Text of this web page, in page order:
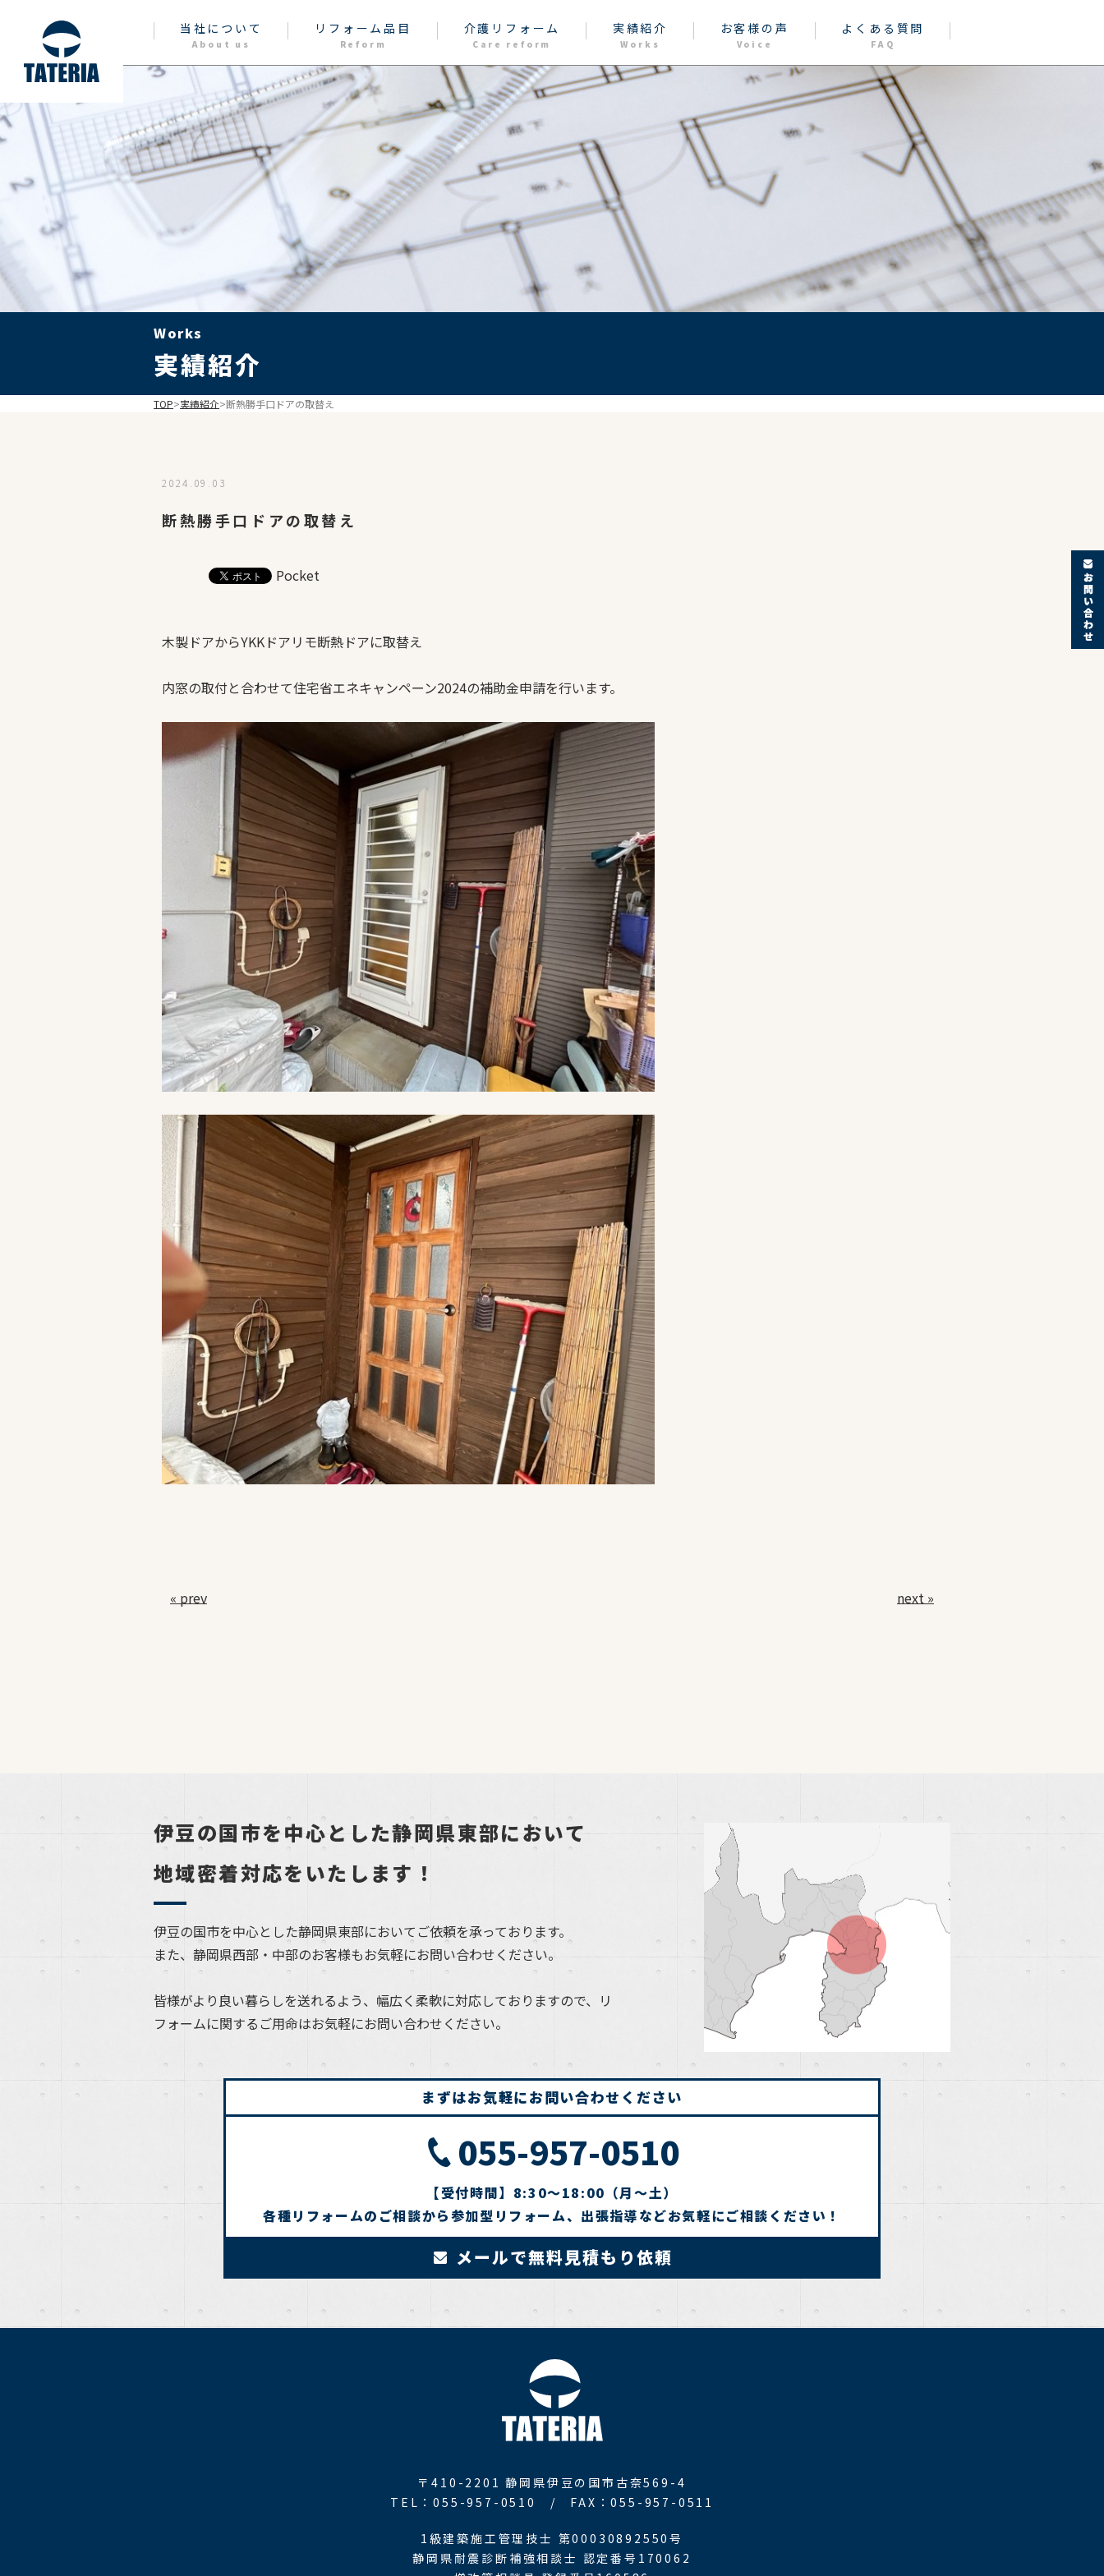
当社について
About us
リフォーム品目
Reform
介護リフォーム
Care reform
実績紹介
Works
お客様の声
Voice
よくある質問
FAQ
Works
実績紹介
TOP>実績紹介>断熱勝手口ドアの取替え
2024.09.03
断熱勝手口ドアの取替え
Pocket
木製ドアからYKKドアリモ断熱ドアに取替え
内窓の取付と合わせて住宅省エネキャンペーン2024の補助金申請を行います。
« prev next »
伊豆の国市を中心とした静岡県東部において
地域密着対応をいたします！
伊豆の国市を中心とした静岡県東部においてご依頼を承っております。
また、静岡県西部・中部のお客様もお気軽にお問い合わせください。
皆様がより良い暮らしを送れるよう、幅広く柔軟に対応しておりますので、リ
フォームに関するご用命はお気軽にお問い合わせください。
まずはお気軽にお問い合わせください
055-957-0510
【受付時間】8:30～18:00（月～土）
各種リフォームのご相談から参加型リフォーム、出張指導などお気軽にご相談ください！
メールで無料見積もり依頼
〒410-2201静岡県伊豆の国市古奈569-4
TEL：055-957-0510 / FAX：055-957-0511
1級建築施工管理技士 第00030892550号
静岡県耐震診断補強相談士 認定番号170062